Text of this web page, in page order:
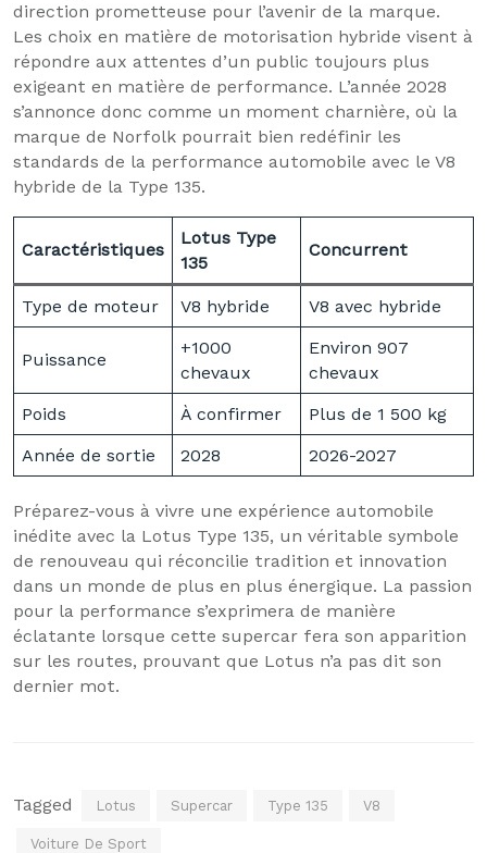
direction prometteuse pour l’avenir de la marque.
Les choix en matière de motorisation hybride visent à
répondre aux attentes d’un public toujours plus
exigeant en matière de performance. L’année 2028
s’annonce donc comme un moment charnière, où la
marque de Norfolk pourrait bien redéfinir les
standards de la performance automobile avec le V8
hybride de la Type 135.
Caractéristiques
Lotus Type
135
Concurrent
Type de moteur V8 hybride V8 avec hybride
Puissance
+1000
chevaux
Environ 907
chevaux
Poids
À confirmer
Plus de 1 500 kg
Année de sortie
2028 2026-2027
Préparez-vous à vivre une expérience automobile
inédite avec la Lotus Type 135, un véritable symbole
de renouveau qui réconcilie tradition et innovation
dans un monde de plus en plus énergique. La passion
pour la performance s’exprimera de manière
éclatante lorsque cette supercar fera son apparition
sur les routes, prouvant que Lotus n’a pas dit son
dernier mot.
Tagged Lotus Supercar Type 135 V8
Voiture De Sport